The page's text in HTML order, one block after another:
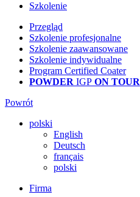
Szkolenie
Przegląd
Szkolenie profesjonalne
Szkolenie zaawansowane
Szkolenie indywidualne
Program Certified Coater
POWDER IGP ON TOUR
Powrót
polski
English
Deutsch
français
polski
Firma